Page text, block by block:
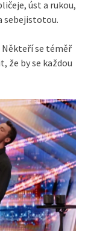
úst a rukou,
sebejistotou.
Někteří se téměř
že by se každou